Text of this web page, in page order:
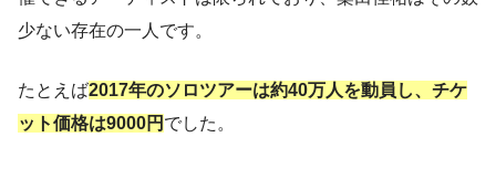
少ない存在の一人です。
たとえば2017年のソロツアーは約40万人を動員し、チケ
ット価格は9000円 でした。